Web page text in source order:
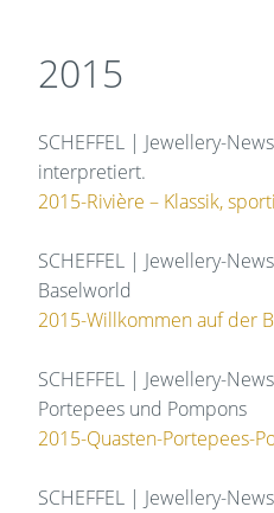
2015
SCHEFFEL | Jewellery-
interpretiert.
2015-Rivière – Klassik,
SCHEFFEL | Jewellery-
Baselworld
2015-Willkommen auf der
SCHEFFEL | Jewellery-
Portepees und Pompons
2015-Quasten-Portepees-
SCHEFFEL | Jewellery-